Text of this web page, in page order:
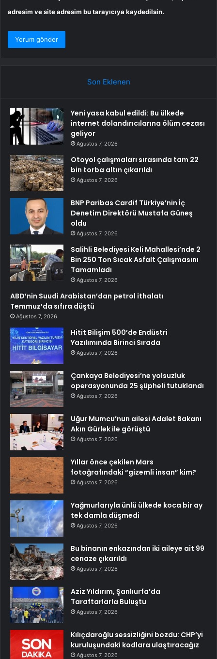
adresim ve site adresim bu tarayıcıya kaydedilsin.
Son Eklenen
Yeni yasa kabul edildi: Bu ülkede
internet dolandırıcılarına ölüm cezası
geliyor
Ağustos 7, 2026
Otoyol çalışmaları sırasında tam 22
bin torba altın çıkarıldı
Ağustos 7, 2026
BNP Paribas Cardif Türkiye’nin İç
Denetim Direktörü Mustafa Güneş
oldu
Ağustos 7, 2026
Salihli Belediyesi Keli Mahallesi’nde 2
Bin 250 Ton Sıcak Asfalt Çalışmasını
Tamamladı
Ağustos 7, 2026
ABD’nin Suudi Arabistan’dan petrol ithalatı
Temmuz’da sıfıra düştü
Ağustos 7, 2026
Hitit Bilişim 500’de Endüstri
Yazılımında Birinci Sırada
Ağustos 7, 2026
Çankaya Belediyesi’ne yolsuzluk
operasyonunda 25 şüpheli tutuklandı
Ağustos 7, 2026
Uğur Mumcu’nun ailesi Adalet Bakanı
Akın Gürlek ile görüştü
Ağustos 7, 2026
Yıllar önce çekilen Mars
fotoğrafındaki “gizemli insan” kim?
Ağustos 7, 2026
Yağmurlarıyla ünlü ülkede koca bir ay
tek damla düşmedi
Ağustos 7, 2026
Bu binanın enkazından iki aileye ait 99
cenaze çıkarıldı
Ağustos 7, 2026
Aziz Yıldırım, Şanlıurfa’da
Taraftarlarla Buluştu
Ağustos 7, 2026
Kılıçdaroğlu sessizliğini bozdu: CHP’yi
kuruluşundaki kodlara ulaştıracağız
Ağustos 7, 2026